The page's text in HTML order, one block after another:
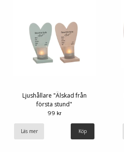
Ljushållare "Älskad från
första stund"
99 kr
Läs mer Köp